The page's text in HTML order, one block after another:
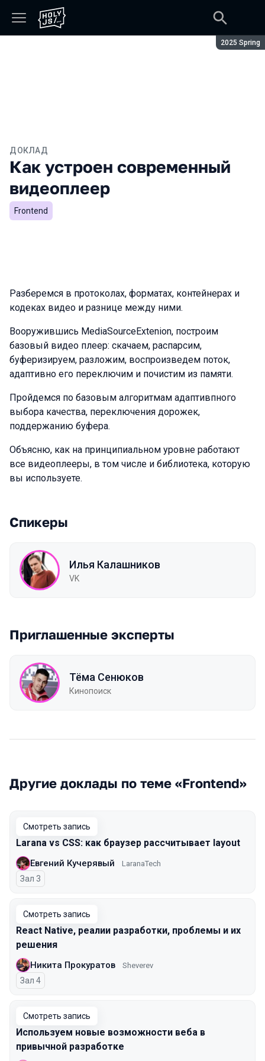
Сезон:
2025 Spring
ДОКЛАД
Как устроен современный
видеоплеер
Frontend
Разберемся в протоколах, форматах, контейнерах и
кодеках видео и разнице между ними.
Вооружившись MediaSourceExtenion, построим
базовый видео плеер: скачаем, распарсим,
буферизируем, разложим, воспроизведем поток,
адаптивно его переключим и почистим из памяти.
Пройдемся по базовым алгоритмам адаптивпного
выбора качества, переключения дорожек,
поддержанию буфера.
Объясню, как на принципиальном уровне работают
все видеоплееры, в том числе и библиотека, которую
вы используете.
Спикеры
Илья Калашников
VK
Приглашенные эксперты
Тёма Сенюков
Кинопоиск
Другие доклады по теме «Frontend»
Смотреть запись
Larana vs CSS: как браузер рассчитывает layout
Евгений Кучерявый LaranaTech
Зал 3
Смотреть запись
React Native, реалии разработки, проблемы и их
решения
Никита Прокуратов Sheverev
Зал 4
Смотреть запись
Используем новые возможности веба в
привычной разработке